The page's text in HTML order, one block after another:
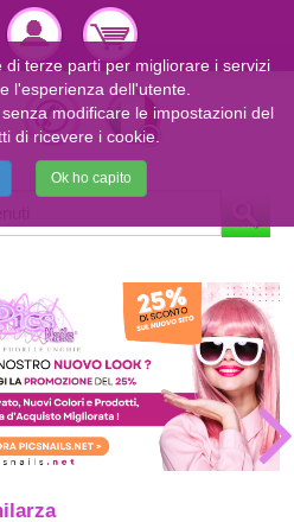
di terze parti per migliorare i servizi
l'esperienza dell'utente.
modificare le impostazioni del
di ricevere i cookie.
Ok ho capito